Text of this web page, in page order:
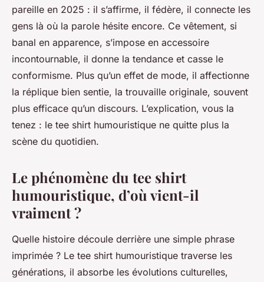
pareille en 2025 : il s’affirme, il fédère, il connecte les
gens là où la parole hésite encore. Ce vêtement, si
banal en apparence, s’impose en accessoire
incontournable, il donne la tendance et casse le
conformisme. Plus qu’un effet de mode, il affectionne
la réplique bien sentie, la trouvaille originale, souvent
plus efficace qu’un discours. L’explication, vous la
tenez : le tee shirt humouristique ne quitte plus la
scène du quotidien.
Le phénomène du tee shirt
humouristique, d’où vient-il
vraiment ?
Quelle histoire découle derrière une simple phrase
imprimée ? Le tee shirt humouristique traverse les
générations, il absorbe les évolutions culturelles,